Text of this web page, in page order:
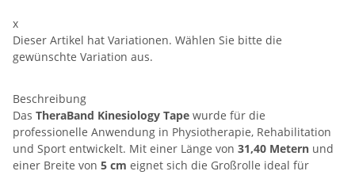
x
Dieser Artikel hat Variationen. Wählen Sie bitte die
gewünschte Variation aus.
Beschreibung
Das TheraBand Kinesiology Tape wurde für die
professionelle Anwendung in Physiotherapie, Rehabilitation
und Sport entwickelt. Mit einer Länge von 31,40 Metern und
einer Breite von 5 cm eignet sich die Großrolle ideal für